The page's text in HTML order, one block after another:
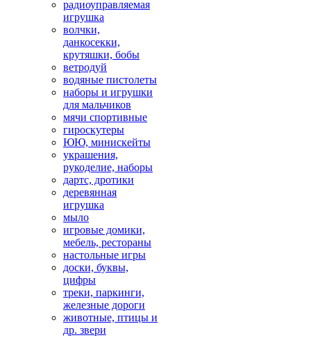
радиоуправляемая
игрушка
волчки,
данкосекки,
крутяшки, бобы
ветродуй
водяные пистолеты
наборы и игрушки
для мальчиков
мячи спортивные
гироскутеры
ЮЮ, минискейты
украшения,
рукоделие, наборы
дартс, дротики
деревянная
игрушка
мыло
игровые домики,
мебель, рестораны
настольные игры
доски, буквы,
цифры
треки, паркинги,
железные дороги
животные, птицы и
др. звери